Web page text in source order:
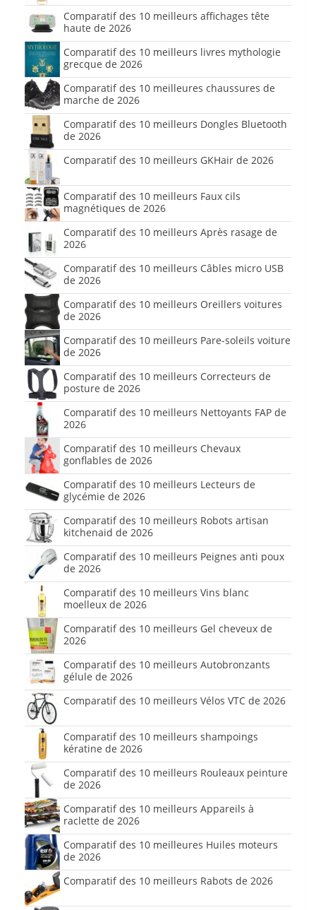
Comparatif des 10 meilleurs affichages tête
haute de 2026
Comparatif des 10 meilleurs livres mythologie
grecque de 2026
Comparatif des 10 meilleures chaussures de
marche de 2026
Comparatif des 10 meilleurs Dongles Bluetooth
de 2026
Comparatif des 10 meilleurs GKHair de 2026
Comparatif des 10 meilleurs Faux cils
magnétiques de 2026
Comparatif des 10 meilleurs Après rasage de
2026
Comparatif des 10 meilleurs Câbles micro USB
de 2026
Comparatif des 10 meilleurs Oreillers voitures
de 2026
Comparatif des 10 meilleurs Pare-soleils voiture
de 2026
Comparatif des 10 meilleurs Correcteurs de
posture de 2026
Comparatif des 10 meilleurs Nettoyants FAP de
2026
Comparatif des 10 meilleurs Chevaux
gonflables de 2026
Comparatif des 10 meilleurs Lecteurs de
glycémie de 2026
Comparatif des 10 meilleurs Robots artisan
kitchenaid de 2026
Comparatif des 10 meilleurs Peignes anti poux
de 2026
Comparatif des 10 meilleurs Vins blanc
moelleux de 2026
Comparatif des 10 meilleurs Gel cheveux de
2026
Comparatif des 10 meilleurs Autobronzants
gélule de 2026
Comparatif des 10 meilleurs Vélos VTC de 2026
Comparatif des 10 meilleurs shampoings
kératine de 2026
Comparatif des 10 meilleurs Rouleaux peinture
de 2026
Comparatif des 10 meilleurs Appareils à
raclette de 2026
Comparatif des 10 meilleures Huiles moteurs
de 2026
Comparatif des 10 meilleurs Rabots de 2026